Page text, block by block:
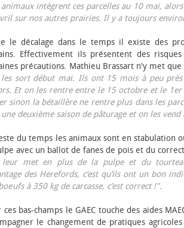
animaux intègrent ces parcelles au 10 mai,
sur nos autres prairies. Il y a toujours
le décalage dans le temps il existe des
Effectivement ils présentent des
précautions. Mathieu Brassart n'y met
les sort début mai. Ils ont 15 mois à peu
Et on les rentre entre le 15 octobre et le
sinon la bétaillère ne rentre plus dans les
deuxième saison de pâturage et on les vend
du temps les animaux sont en stabulation
avec un ballot de fanes de pois et du
leur met en plus de la pulpe et du tourteau
des Herefords, c’est qu’ils ont un bon
à 350 kg de carcasse, c’est correct !".
ces bas-champs le GAEC touche des aides
le changement de pratiques